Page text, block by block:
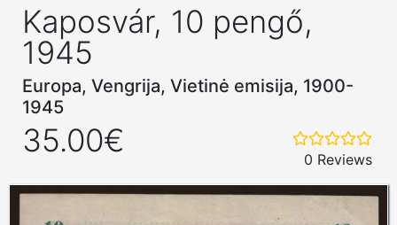
Kaposvár, 10 pengő,
1945
Europa, Vengrija, Vietinė emisija, 1900-
1945
35.00€
0 Reviews